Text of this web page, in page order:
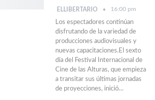
ELLIBERTARIO 16:00 pm
Los espectadores continúan
disfrutando de la variedad de
producciones audiovisuales y
nuevas capacitaciones.El sexto
día del Festival Internacional de
Cine de las Alturas, que empieza
a transitar sus últimas jornadas
de proyecciones, inició…